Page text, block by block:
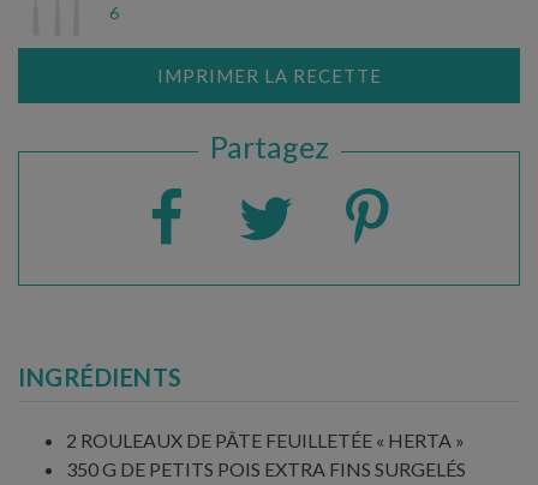
6
IMPRIMER LA RECETTE
Partagez
INGRÉDIENTS
2 ROULEAUX DE PÂTE FEUILLETÉE « HERTA »
350 G DE PETITS POIS EXTRA FINS SURGELÉS